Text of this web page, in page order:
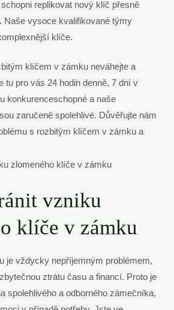
replikovat nový klíč přesně
Naše vysoce kvalifikované týmy
klíče.
klíčem v zámku neváhejte a
tu pro vás 24 hodin denně, 7 dní v
konkurenceschopné a naše
zaručeně spolehlivé. Důvěřujte nám
s rozbitým klíčem v zámku a
vzniku
klíče v zámku
je vždycky nepříjemným problémem,
ztrátu času a financí. Proto je
spolehlivého a odborného zámečníka,